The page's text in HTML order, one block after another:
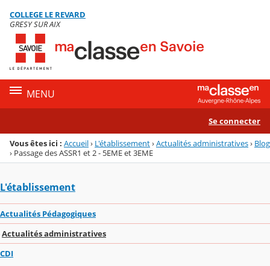
Menu de la rubrique
Contenu
COLLEGE LE REVARD
GRESY SUR AIX
MENU
Se connecter
Vous êtes ici : Accueil› L'établissement›Actualités administratives› Blog
› Passage des ASSR1 et 2 - 5EME et 3EME
L'établissement
Actualités Pédagogiques
Actualités administratives
CDI